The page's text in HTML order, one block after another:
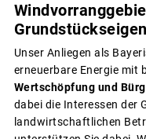
Unser Anliegen als
erneuerbare Energie mit
Wertschöpfung und
dabei die Interessen der
landwirtschaftlichen